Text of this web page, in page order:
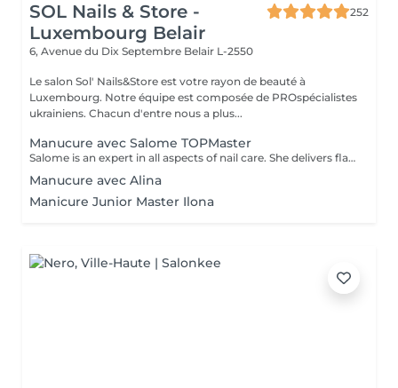
SOL Nails & Store -
Luxembourg Belair
252
6, Avenue du Dix Septembre Belair L-2550
Le salon Sol' Nails&Store est votre rayon de beauté à
Luxembourg. Notre équipe est composée de PROspécialistes
ukrainiens. Chacun d'entre nous a plus...
Manucure avec Salome TOPMaster
Salome is an expert in all aspects of nail care. She delivers flawless results in just 1 hour while maintaining high quality, leaving you feeling happy every time. From a basic manicure to complex services like extensions, designs, and nail art, she offers a full range of professional treatments. *And if you sacrifice your lunch break for an appointment, don't worryyou'll still have some time to enjoy your meal!
Manucure avec Alina
Manicure Junior Master Ilona